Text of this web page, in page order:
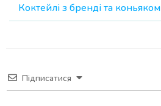
Коктейлі з бренді та коньяком
Підписатися